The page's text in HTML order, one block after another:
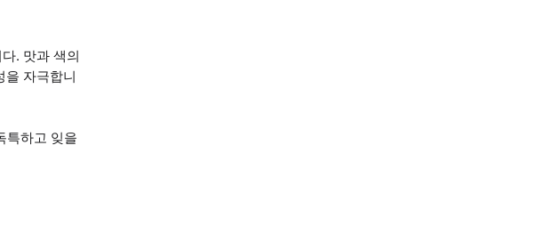
. 맛과 색의
을 자극합니
특하고 잊을